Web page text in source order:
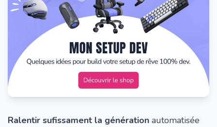
Ralentir sufissament la génération automatisée